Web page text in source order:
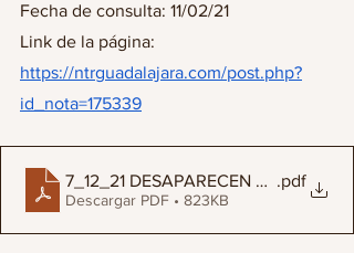
Fecha de consulta: 11/02/21
Link de la página:
https://ntrguadalajara.com/post.php?
id_nota=175339
7_12_21 DESAPARECEN MÁS DE 7
.pdf
Descargar PDF • 823KB